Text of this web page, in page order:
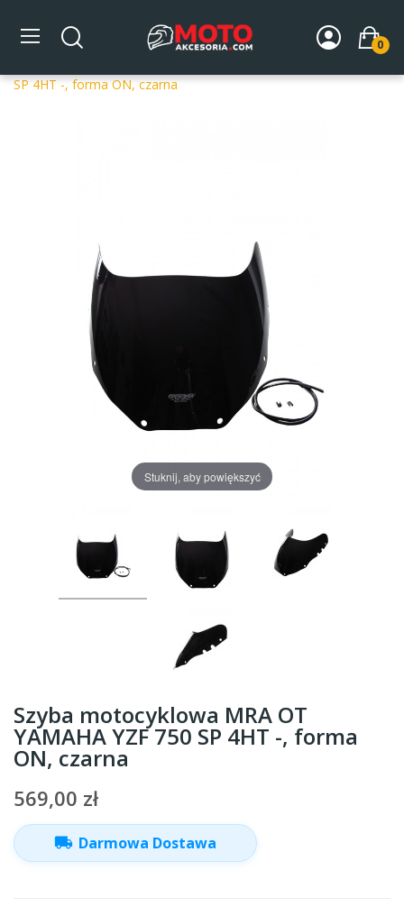
0
Strona główna DLA MOTOCYKLA Szyby
Szyby
SP 4HT -, forma ON, czarna
Stuknij, aby powiększyć
Szyba motocyklowa MRA OT
YAMAHA YZF 750 SP 4HT -, forma
ON, czarna
569,00 zł
local_shipping Darmowa Dostawa